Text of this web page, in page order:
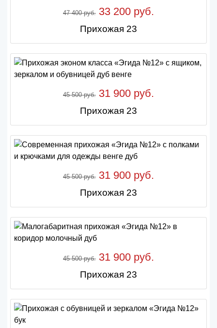
47 400 руб. 33 200 руб.
Прихожая 23
45 500 руб. 31 900 руб.
Прихожая 23
45 500 руб. 31 900 руб.
Прихожая 23
45 500 руб. 31 900 руб.
Прихожая 23